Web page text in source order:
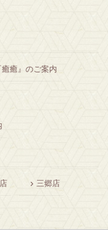
癒』のご案内
三郷店